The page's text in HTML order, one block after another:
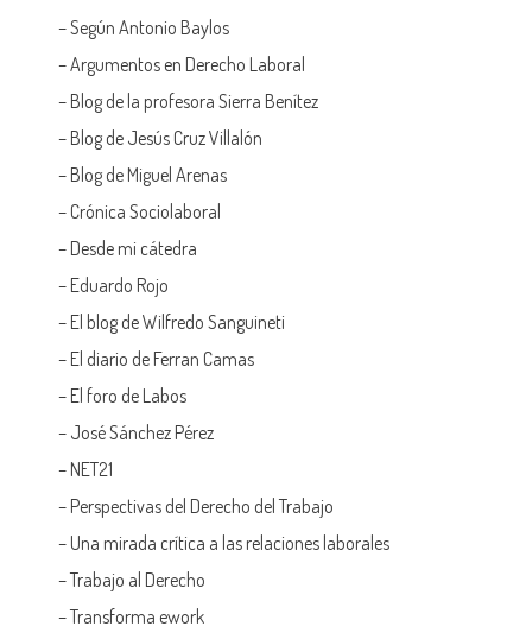
– Según Antonio Baylos
–Argumentos en Derecho Laboral
– Blog de la profesora Sierra Benítez
– Blog de Jesús Cruz Villalón
– Blog de Miguel Arenas
– Crónica Sociolaboral
– Desde mi cátedra
– Eduardo Rojo
– El blog de Wilfredo Sanguineti
– El diario de Ferran Camas
– El foro de Labos
– José Sánchez Pérez
– NET21
– Perspectivas del Derecho del Trabajo
– Una mirada crítica a las relaciones laborales
–Trabajo al Derecho
–Transforma ework